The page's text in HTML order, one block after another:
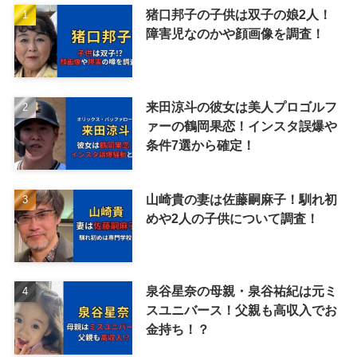
猪口邦子の子供は双子の娘2人！
障害児なのかや顔画像を調査！
来田涼斗の彼女は美人プロゴルフ
ァーの鶴岡果恋！インスタ誤爆や
条件7選から確定！
山崎貴の妻は佐藤嗣麻子！馴れ初
めや2人の子供について調査！
泉谷星奈の母親・泉谷祐紀は元ミ
スユニバース！父親も高収入でお
金持ち！？